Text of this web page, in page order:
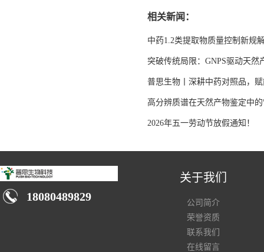
相关新闻：
中药1.2类提取物质量控制新规
突破传统局限：GNPS驱动天然
普思生物丨深耕中药对照品，
高分辨质谱在天然产物鉴定中
2026年五一劳动节放假通知！
18080489829
关于我们
公司简介
荣誉资质
联系我们
在线留言